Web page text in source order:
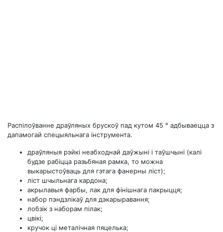
Распілоўванне драўляных брускоў пад кутом 45 ° адбываецца з
дапамогай спецыяльнага інструмента.
драўляныя рэйкі неабходнай даўжыні і таўшчыні (калі
будзе рабіцца разьбяная рамка, то можна
выкарыстоўваць для гэтага фанерны ліст);
ліст шчыльнага кардона;
акрылавыя фарбы, лак для фінішнага пакрыцця;
набор пэндзлікаў для дэкарыравання;
лобзік з наборам пілак;
цвікі;
кручок ці металічная пяцелька;